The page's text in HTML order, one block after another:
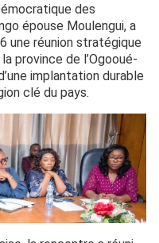
des
épouse Moulengui, a
une réunion stratégique
province de l’Ogooué-
implantation durable
clé du pays.